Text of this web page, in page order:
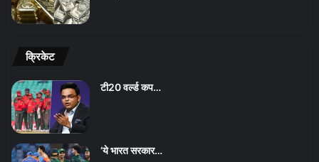
क्रिकेट
टी20 वर्ल्ड कप…
‘ये भारत सरकार…